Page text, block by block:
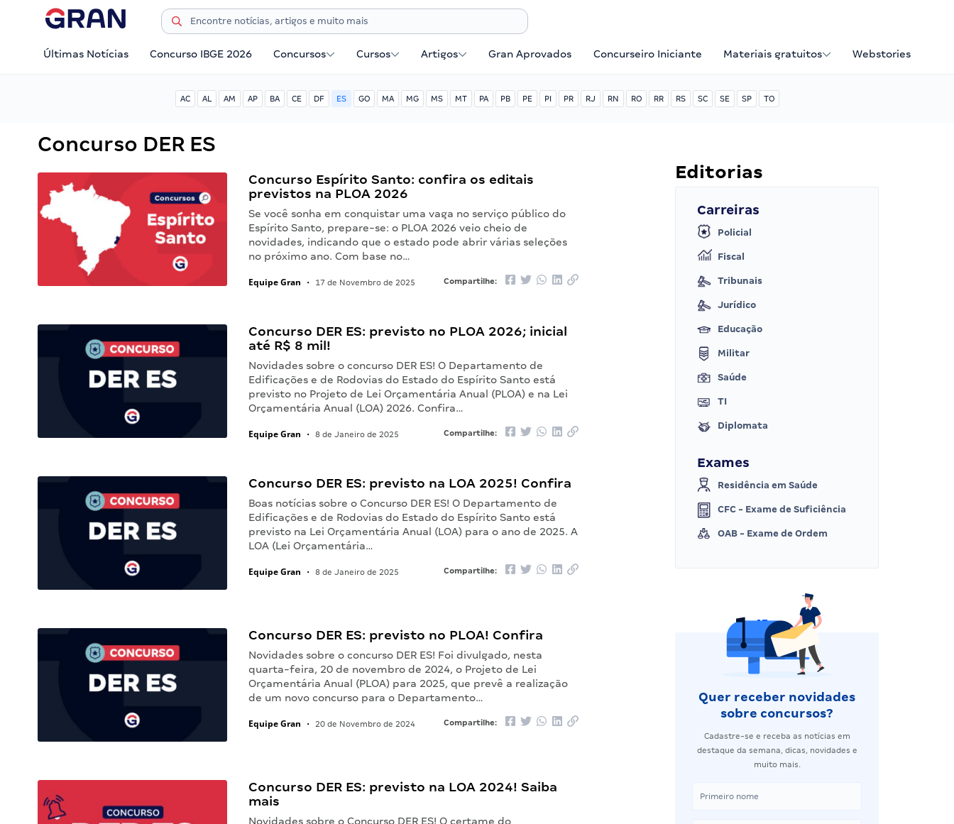
Últimas Notícias Concurso IBGE 2026 Concursos Cursos Artigos Gran Aprovados Concurseiro Iniciante Materiais gratuitos Webstories
AC AL AM AP BA CE DF ES GO MA MG MS MT PA PB PE PI PR RJ RN RO RR RS SC SE SP TO
Concurso DER ES
Concurso Espírito Santo: confira os editais
previstos na PLOA 2026
Se você sonha em conquistar uma vaga no serviço público do
Espírito Santo, prepare-se: o PLOA 2026 veio cheio de
novidades, indicando que o estado pode abrir várias seleções
no próximo ano. Com base no…
Equipe Gran • 17 de Novembro de 2025 Compartilhe:
Concurso DER ES: previsto no PLOA 2026; inicial
até R$ 8 mil!
Novidades sobre o concurso DER ES! O Departamento de
Edificações e de Rodovias do Estado do Espírito Santo está
previsto no Projeto de Lei Orçamentária Anual (PLOA) e na Lei
Orçamentária Anual (LOA) 2026. Confira…
Equipe Gran • 8 de Janeiro de 2025 Compartilhe:
Concurso DER ES: previsto na LOA 2025! Confira
Boas notícias sobre o Concurso DER ES! O Departamento de
Edificações e de Rodovias do Estado do Espírito Santo está
previsto na Lei Orçamentária Anual (LOA) para o ano de 2025. A
LOA (Lei Orçamentária…
Equipe Gran • 8 de Janeiro de 2025 Compartilhe:
Concurso DER ES: previsto no PLOA! Confira
Novidades sobre o concurso DER ES! Foi divulgado, nesta
quarta-feira, 20 de novembro de 2024, o Projeto de Lei
Orçamentária Anual (PLOA) para 2025, que prevê a realização
de um novo concurso para o Departamento…
Equipe Gran • 20 de Novembro de 2024 Compartilhe:
Concurso DER ES: previsto na LOA 2024! Saiba
mais
Novidades sobre o Concurso DER ES! O certame do
Editorias
Carreiras
Policial
Fiscal
Tribunais
Jurídico
Educação
Militar
Saúde
TI
Diplomata
Exames
Residência em Saúde
CFC - Exame de Suficiência
OAB - Exame de Ordem
Quer receber novidades
sobre concursos?
Cadastre-se e receba as notícias em
destaque da semana, dicas, novidades e
muito mais.